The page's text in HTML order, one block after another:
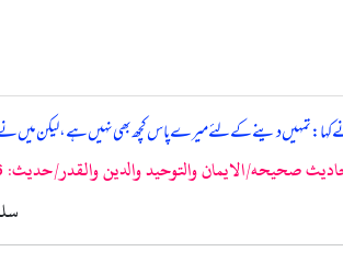
کہا: تمہیں دینے کے لئے میرے پاس کچھ بھی نہیں ہے، لیکن میں
صحيحه/الايمان والتوحيد والدين والقدر/حدیث: 136]